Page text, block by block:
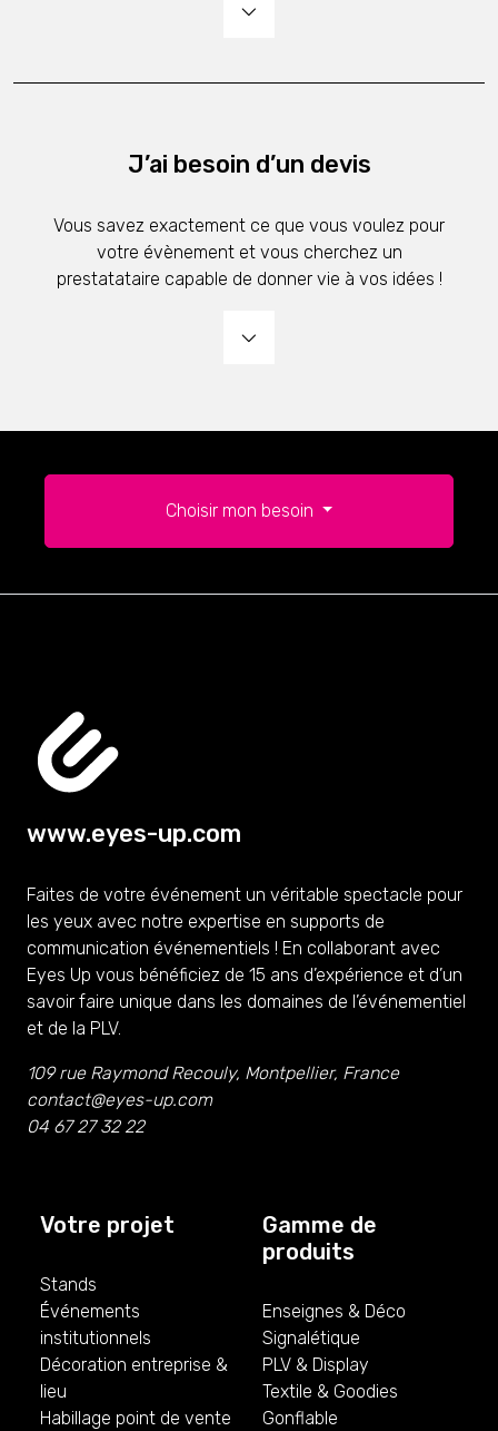
J’ai besoin d’un devis
Vous savez exactement ce que vous voulez pour
votre évènement et vous cherchez un
prestatataire capable de donner vie à vos idées !
Choisir mon besoin
www.eyes-up.com
Faites de votre événement un véritable spectacle pour
les yeux avec notre expertise en supports de
communication événementiels ! En collaborant avec
Eyes Up vous bénéficiez de 15 ans d’expérience et d’un
savoir faire unique dans les domaines de l’événementiel
et de la PLV.
109 rue Raymond Recouly, Montpellier, France
contact@eyes-up.com
04 67 27 32 22
Votre projet
Stands
Événements
institutionnels
Décoration entreprise &
lieu
Habillage point de vente
Gamme de
produits
Enseignes & Déco
Signalétique
PLV & Display
Textile & Goodies
Gonflable